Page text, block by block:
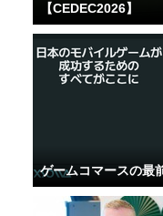
【CEDEC2026】
ゲームコマースの最